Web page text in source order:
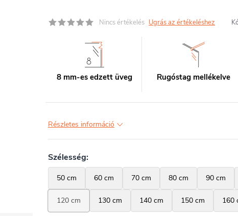
Nincs értékelés Ugrás az értékeléshez
8 mm-es edzett üveg Rugóstag mellékelve
Részletes információ